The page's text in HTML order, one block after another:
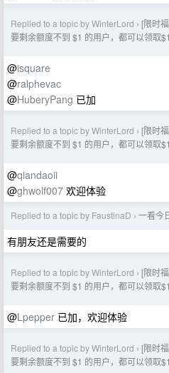
Replied to a topic by WinterLord › [限时
要剩余额度不到 $1 的用户，都可以领取
@isquare
@ralphevac
@HuberyPang 已加
Replied to a topic by WinterLord › [限时
要剩余额度不到 $1 的用户，都可以领取
@qiandaoii
@ghwolf007 欢迎体验
Replied to a topic by FaustinaD › 一看今
有朋友还是需要的
Replied to a topic by WinterLord › [限时
要剩余额度不到 $1 的用户，都可以领取
@Lpepper 已加，欢迎体验
Replied to a topic by WinterLord › [限时
要剩余额度不到 $1 的用户，都可以领取